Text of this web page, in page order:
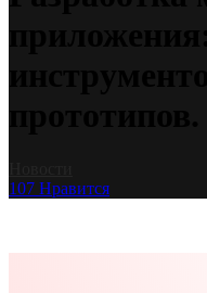
107 Нравится